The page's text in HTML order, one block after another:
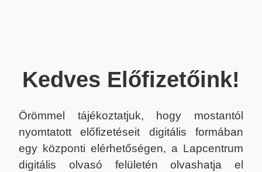
Kedves Előfizetőink!
Örömmel tájékoztatjuk, hogy mostantól
nyomtatott előfizetéseit digitális formában
egy központi elérhetőségen, a Lapcentrum
digitális olvasó felületén olvashatja el